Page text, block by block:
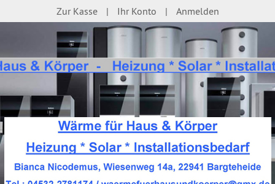
Zur Kasse Ihr Konto Anmelden